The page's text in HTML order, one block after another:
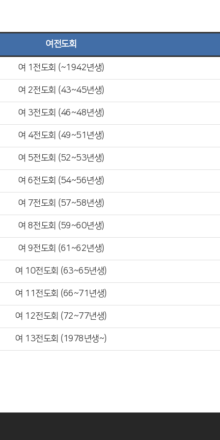
여전도회
여 1전도회 (~1942년생)
여 2전도회 (43~45년생)
여 3전도회 (46~48년생)
여 4전도회 (49~51년생)
여 5전도회 (52~53년생)
여 6전도회 (54~56년생)
여 7전도회 (57~58년생)
여 8전도회 (59~60년생)
여 9전도회 (61~62년생)
여 10전도회 (63~65년생)
여 11전도회 (66~71년생)
여 12전도회 (72~77년생)
여 13전도회 (1978년생~)